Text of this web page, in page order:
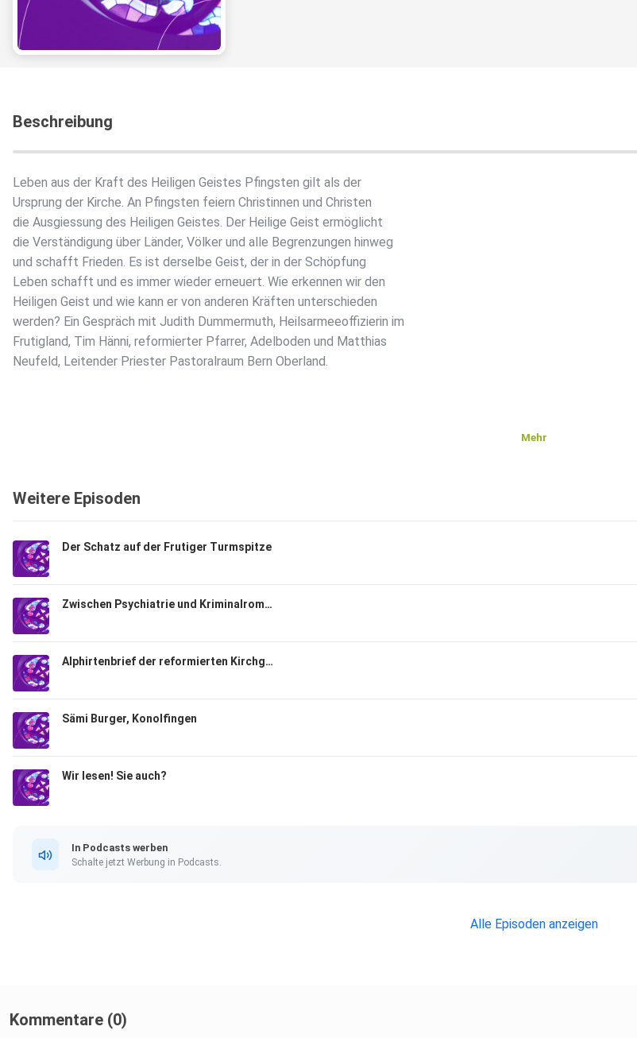
Beschreibung
Leben aus der Kraft des Heiligen Geistes Pfingsten gilt als der
Ursprung der Kirche. An Pfingsten feiern Christinnen und Christen
die Ausgiessung des Heiligen Geistes. Der Heilige Geist ermöglicht
die Verständigung über Länder, Völker und alle Begrenzungen hinweg
und schafft Frieden. Es ist derselbe Geist, der in der Schöpfung
Leben schafft und es immer wieder erneuert. Wie erkennen wir den
Heiligen Geist und wie kann er von anderen Kräften unterschieden
werden? Ein Gespräch mit Judith Dummermuth, Heilsarmeeoffizierin im
Frutigland, Tim Hänni, reformierter Pfarrer, Adelboden und Matthias
Neufeld, Leitender Priester Pastoralraum Bern Oberland.
Mehr
Weitere Episoden
Der Schatz auf der Frutiger Turmspitze
Zwischen Psychiatrie und Kriminalroman
Alphirtenbrief der reformierten Kirchgemeinde Sigriswil
Sämi Burger, Konolfingen
Wir lesen! Sie auch?
In Podcasts werben
Schalte jetzt Werbung in Podcasts.
Alle Episoden anzeigen
Kommentare (0)